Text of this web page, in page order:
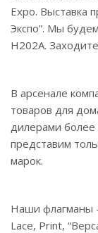
Expo. Выставка
Экспо”. Мы
Н202А. Заходите
В арсенале
товаров для
дилерами более
представим
марок.
Наши флагманы
Lace, Print,